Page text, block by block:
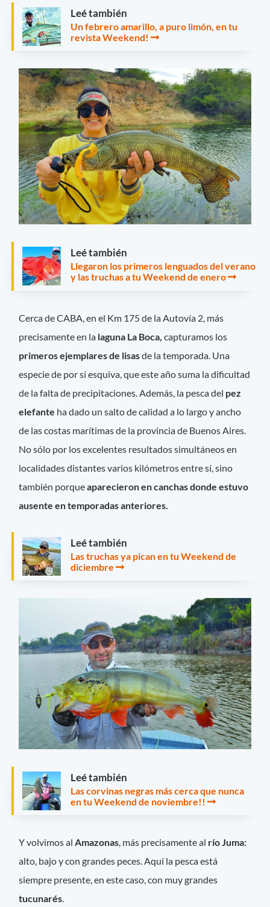
Leé también
Un febrero amarillo, a puro limón, en tu
revista Weekend!
Leé también
Llegaron los primeros lenguados del verano
y las truchas a tu Weekend de enero
Cerca de CABA, en el Km 175 de la Autovía 2, más
precisamente en la laguna La Boca,capturamos los
primeros ejemplares de lisasde la temporada. Una
especie de por sí esquiva, que este año suma la dificultad
de la falta de precipitaciones. Además, la pesca del pez
elefante ha dado un salto de calidad a lo largo y ancho
de las costas marítimas de la provincia de Buenos Aires.
No sólo por los excelentes resultados simultáneos en
localidades distantes varios kilómetros entre sí, sino
también porqueaparecieron en canchas donde estuvo
ausente en temporadas anteriores.
Leé también
Las truchas ya pican en tu Weekend de
diciembre
Leé también
Las corvinas negras más cerca que nunca
en tu Weekend de noviembre!!
Y volvimos alAmazonas, más precisamente al río Juma:
alto, bajo y con grandes peces. Aquí la pesca está
siempre presente, en este caso, con muy grandes
tucunarés.